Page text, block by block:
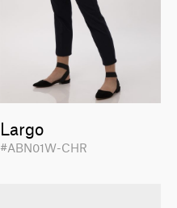
Largo
#ABN01W-CHR